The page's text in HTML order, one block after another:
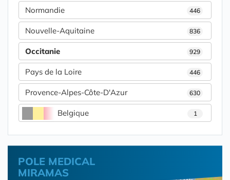
Normandie 446
Nouvelle-Aquitaine 836
Occitanie 929
Pays de la Loire 446
Provence-Alpes-Côte-D'Azur 630
Belgique 1
POLE MEDICAL
MIRAMAS